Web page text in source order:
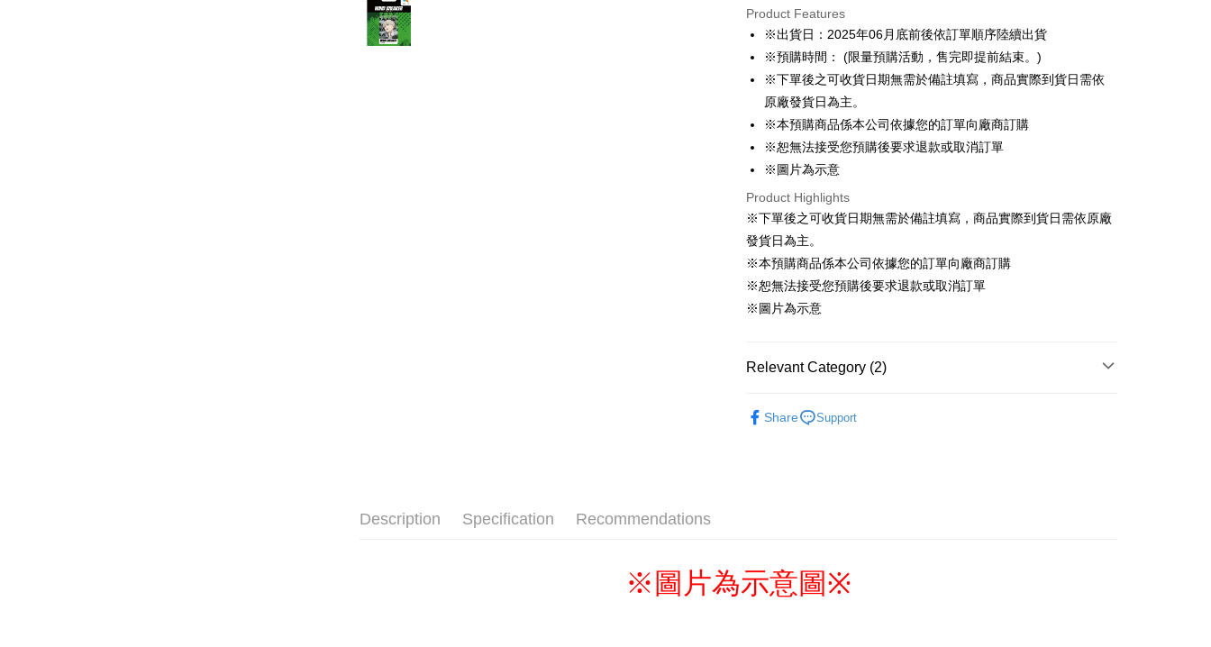
LINE Pay
Apple Pay
Google Pay
ATM Transfer
Cash on Delivery
Shipping Method
全家取貨付款
NT$65/order | Free shipping on orders of NT$1,300 or more
NT$65/order | Free shipping on orders of NT$1,300 or more
NT$9,999/order
宅配-木棉花樂園專用
NT$100/order | Free shipping on orders of NT$1,300 or more
Product Features
※出貨日：2025年06月底前後依訂單順序陸續出貨
※預購時間： (限量預購活動，售完即提前結束。)
※下單後之可收貨日期無需於備註填寫，商品實際到貨日需依
原廠發貨日為主。
※本預購商品係本公司依據您的訂單向廠商訂購
※恕無法接受您預購後要求退款或取消訂單
※圖片為示意
Product Highlights
※下單後之可收貨日期無需於備註填寫，商品實際到貨日需依原廠
發貨日為主。
※本預購商品係本公司依據您的訂單向廠商訂購
※恕無法接受您預購後要求退款或取消訂單
※圖片為示意
Relevant Category (2)
年
■生活週邊/票券/福袋組合/其他
Share Support
Description Specification Recommendations
※圖片為示意圖※